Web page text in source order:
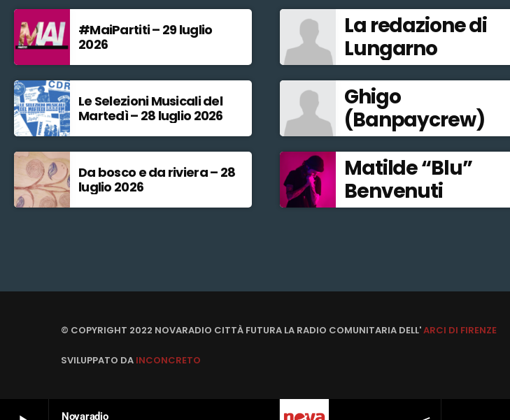
Novaradio
#MaiPartiti – 29 luglio
2026
Le Selezioni Musicali del
Martedì – 28 luglio 2026
Da bosco e da riviera – 28
luglio 2026
La redazione di
Lungarno
Ghigo
(Banpaycrew)
Matilde “Blu”
Benvenuti
© COPYRIGHT 2022 NOVARADIO CITTÀ FUTURA LA RADIO COMUNITARIA DELL'ARCI DI FIRENZE
SVILUPPATO DA INCONCRETO